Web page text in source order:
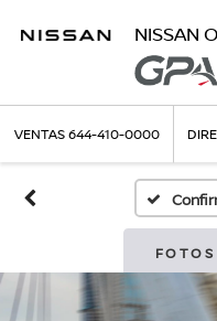
NISSAN
VENTAS644-410-0000
FOTOS